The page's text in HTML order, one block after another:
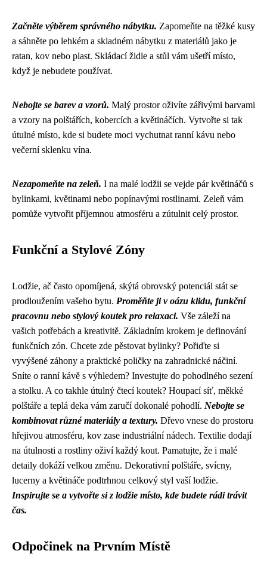
Začněte výběrem správného nábytku. Zapomeňte na těžké kusy
a sáhněte po lehkém a skladném nábytku z materiálů jako je
ratan, kov nebo plast. Skládací židle a stůl vám ušetří místo,
když je nebudete používat.
Nebojte se barev a vzorů. Malý prostor oživíte zářivými barvami
a vzory na polštářích, kobercích a květináčích. Vytvořte si tak
útulné místo, kde si budete moci vychutnat ranní kávu nebo
večerní sklenku vína.
Nezapomeňte na zeleň. I na malé lodžii se vejde pár květináčů s
bylinkami, květinami nebo popínavými rostlinami. Zeleň vám
pomůže vytvořit příjemnou atmosféru a zútulnit celý prostor.
Funkční a Stylové Zóny
Lodžie, ač často opomíjená, skýtá obrovský potenciál stát se
prodloužením vašeho bytu. Proměňte ji v oázu klidu, funkční
pracovnu nebo stylový koutek pro relaxaci. Vše záleží na
vašich potřebách a kreativitě. Základním krokem je definování
funkčních zón. Chcete zde pěstovat bylinky? Pořiďte si
vyvýšené záhony a praktické poličky na zahradnické náčiní.
Sníte o ranní kávě s výhledem? Investujte do pohodlného sezení
a stolku. A co takhle útulný čtecí koutek? Houpací síť, měkké
polštáře a teplá deka vám zaručí dokonalé pohodlí. Nebojte se
kombinovat různé materiály a textury. Dřevo vnese do prostoru
hřejivou atmosféru, kov zase industriální nádech. Textilie dodají
na útulnosti a rostliny oživí každý kout. Pamatujte, že i malé
detaily dokáží velkou změnu. Dekorativní polštáře, svícny,
lucerny a květináče podtrhnou celkový styl vaší lodžie.
Inspirujte se a vytvořte si z lodžie místo, kde budete rádi trávit
čas.
Odpočinek na Prvním Místě